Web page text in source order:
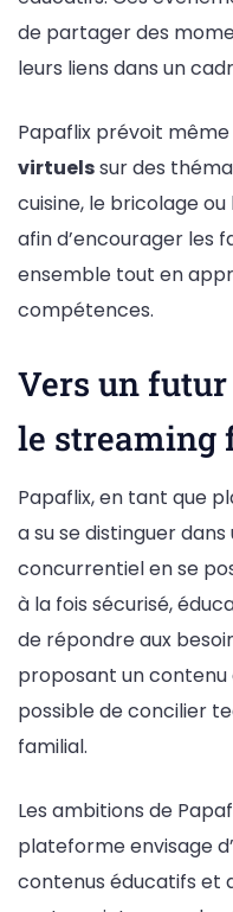
de partager des
leurs liens dans un
Papaflix prévoit même
virtuelssur des
cuisine, le bricolage
afin d’encourager les
ensemble tout en
compétences.
Vers un
le
Papaflix, en tant que
a su se distinguer
concurrentiel en se
à la fois sécurisé,
de répondre aux
proposant un contenu
possible de concilier
familial.
Les ambitions de
plateforme envisage
contenus éducatifs et